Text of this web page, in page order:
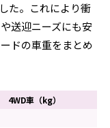
た。これにより衝
送迎ニーズにも安
ドの車重をまとめ
4WD車（kg）